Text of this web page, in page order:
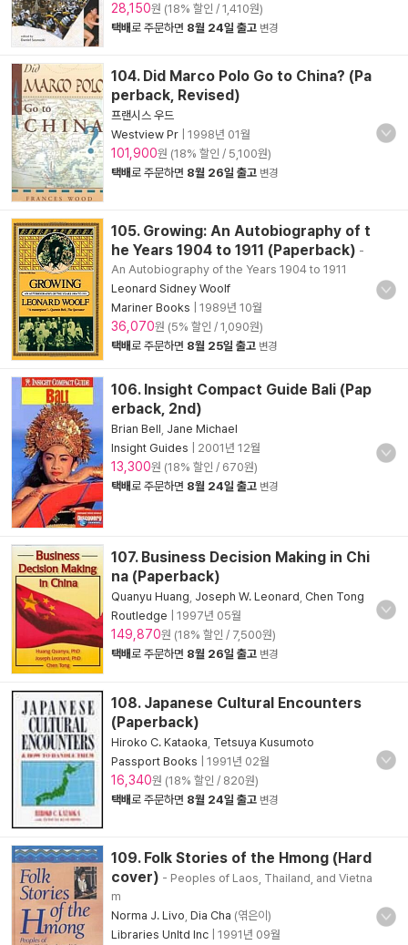
28,150원 (18% 할인 / 1,410원)
택배로 주문하면 8월 24일 출고 변경
104. Did Marco Polo Go to China? (Pa
perback, Revised)
프랜시스 우드
Westview Pr
1998년 01월
101,900원 (18% 할인 / 5,100원)
택배로 주문하면 8월 26일 출고 변경
105. Growing: An Autobiography of t
he Years 1904 to 1911 (Paperback) -
An Autobiography of the Years 1904 to 1911
Leonard Sidney Woolf
Mariner Books
1989년 10월
36,070원 (5% 할인 / 1,090원)
택배로 주문하면 8월 25일 출고 변경
106. Insight Compact Guide Bali (Pap
erback, 2nd)
Brian Bell Jane Michael
Insight Guides
2001년 12월
13,300원 (18% 할인 / 670원)
택배로 주문하면 8월 24일 출고 변경
107. Business Decision Making in Chi
na (Paperback)
Quanyu Huang Joseph W. Leonard Chen Tong
Routledge
1997년 05월
149,870원 (18% 할인 / 7,500원)
택배로 주문하면 8월 26일 출고 변경
108. Japanese Cultural Encounters
(Paperback)
Hiroko C. Kataoka Tetsuya Kusumoto
Passport Books
1991년 02월
16,340원 (18% 할인 / 820원)
택배로 주문하면 8월 24일 출고 변경
109. Folk Stories of the Hmong (Hard
cover) - Peoples of Laos, Thailand, and Vietna
m
Norma J. Livo Dia Cha (엮은이)
Libraries Unltd Inc
1991년 09월